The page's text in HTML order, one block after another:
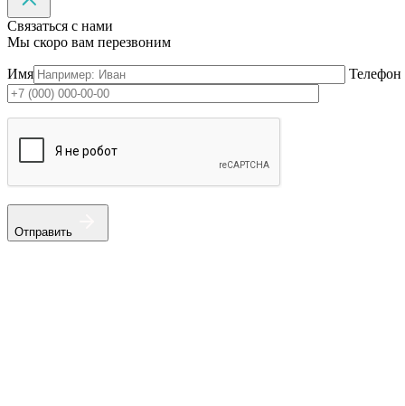
Связаться с нами
Мы скоро вам перезвоним
Имя Телефон
Отправить